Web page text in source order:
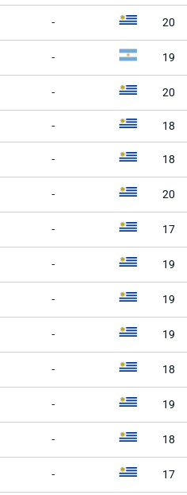
- 20
- 19
- 20
- 18
- 18
- 20
- 17
- 19
- 19
- 19
- 18
- 19
- 18
- 17